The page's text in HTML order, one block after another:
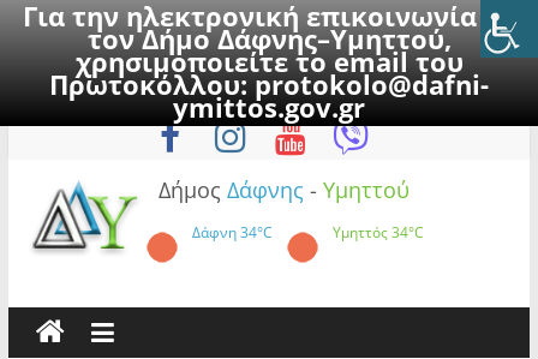
Για την ηλεκτρονική επικοινωνία με
τον Δήμο Δάφνης–Υμηττού,
χρησιμοποιείτε το email του
Πρωτοκόλλου:protokolo@dafni-
ymittos.gov.gr
to
Πέμπτη, 6 Αυγούστου 2026
Δήμος Δάφνης - Υμηττού
Δάφνη34°C Υμηττός34°C